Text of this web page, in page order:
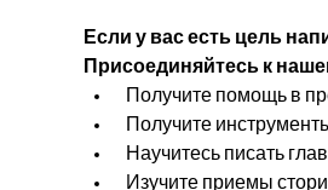
Если у вас есть цель
Присоединяйтесь к
Получите помощь в
Получите
Научитесь писать
Изучите приемы